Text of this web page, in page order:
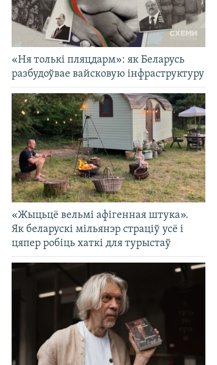
«Ня толькі пляцдарм»: як Беларусь
разбудоўвае вайсковую інфраструктуру
«Жыцьцё вельмі афігенная штука».
Як беларускі мільянэр страціў усё і
цяпер робіць хаткі для турыстаў